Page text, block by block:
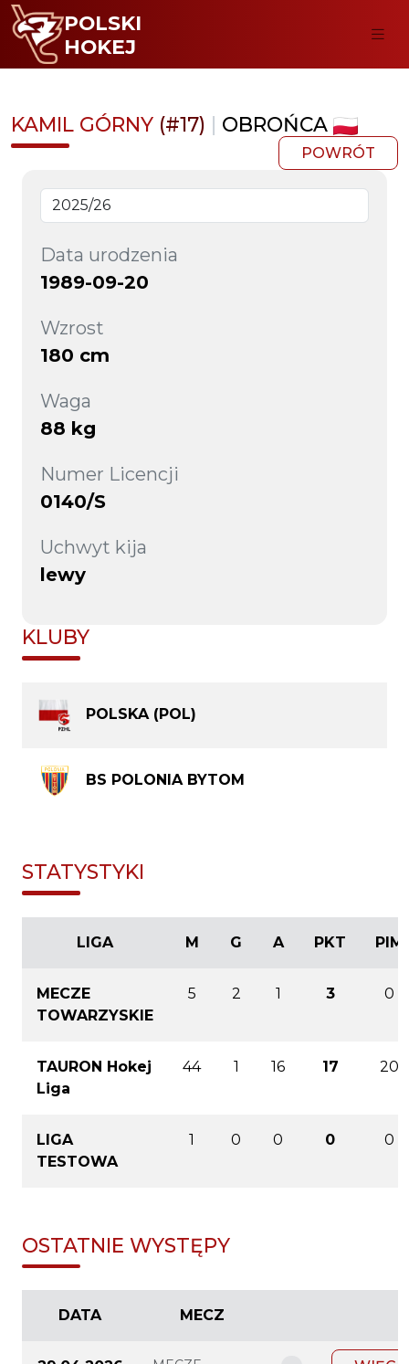
POLSKI
HOKEJ
KAMIL GÓRNY (#17) | OBROŃCA
POWRÓT
Data urodzenia
1989-09-20
Wzrost
180 cm
Waga
88 kg
Numer Licencji
0140/S
Uchwyt kija
lewy
KLUBY
POLSKA (POL)
BS POLONIA BYTOM
STATYSTYKI
LIGA M G A PKT PIM
MECZE
TOWARZYSKIE
5 2 1 3 0
TAURON Hokej
Liga
44 1 16 17 20
LIGA
TESTOWA
1 0 0 0 0
OSTATNIE WYSTĘPY
DATA MECZ